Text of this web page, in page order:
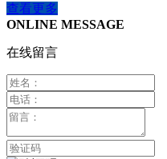
查看更多
ONLINE MESSAGE
在线留言